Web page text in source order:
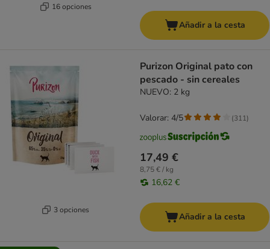
16 opciones
Añadir a la cesta
3 opciones
Purizon Original pato con
pescado - sin cereales
NUEVO: 2 kg
17,49 €
8,75 € / kg
16,62 €
Valorar: 4/5 (311)
Añadir a la cesta